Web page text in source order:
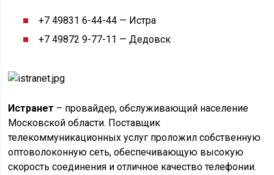
+7 49831 6-44-44 — Истра
+7 49872 9-77-11 — Дедовск
Истранет – провайдер, обслуживающий население
Московской области. Поставщик
телекоммуникационных услуг проложил собственную
оптоволоконную сеть, обеспечивающую высокую
скорость соединения и отличное качество телефонии.